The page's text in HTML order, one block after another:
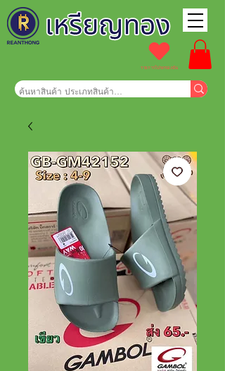
รายการโปรดของฉัน